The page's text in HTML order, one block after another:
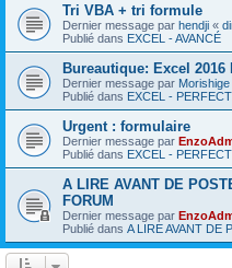
Tri VBA + tri formule
Dernier message par hendji «
Publié dans EXCEL - AVANCÉ
Bureautique: Excel 2016
Dernier message par Morishige
Publié dans EXCEL -
Urgent : formulaire
Dernier message par
Publié dans EXCEL -
A LIRE AVANT DE
FORUM
Dernier message par
Publié dans A LIRE AVANT DE